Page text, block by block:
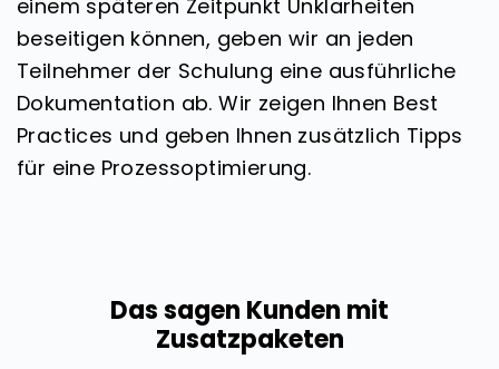
einem späteren Zeitpunkt Unklarheiten
beseitigen können, geben wir an jeden
Teilnehmer der Schulung eine ausführliche
Dokumentation ab. Wir zeigen Ihnen Best
Practices und geben Ihnen zusätzlich Tipps
für eine Prozessoptimierung.
Das sagen Kunden mit
Zusatzpaketen